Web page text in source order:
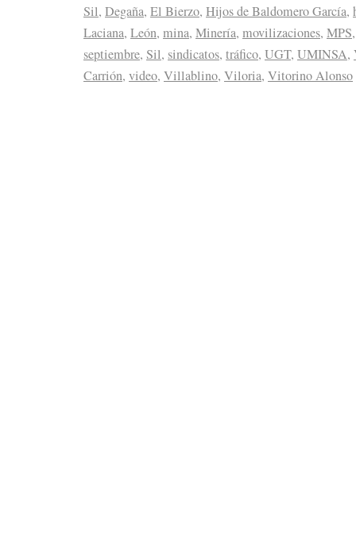
Sil, Degaña, El Bierzo, Hijos de Baldomero García,
Laciana, León, mina, Minería, movilizaciones, MPS
septiembre, Sil, sindicatos, tráfico, UGT, UMINSA,
Carrión, video, Villablino, Viloria, Vitorino Alonso